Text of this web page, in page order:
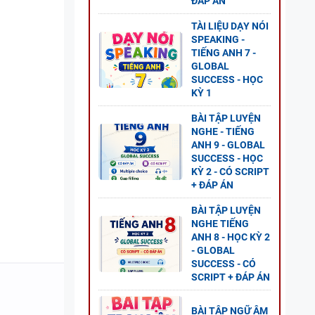
TÀI LIỆU DẠY NÓI
SPEAKING -
TIẾNG ANH 7 -
GLOBAL
SUCCESS - HỌC
KỲ 1
BÀI TẬP LUYỆN
NGHE - TIẾNG
ANH 9 - GLOBAL
SUCCESS - HỌC
KỲ 2 - CÓ SCRIPT
+ ĐÁP ÁN
BÀI TẬP LUYỆN
NGHE TIẾNG
ANH 8 - HỌC KỲ 2
- GLOBAL
SUCCESS - CÓ
SCRIPT + ĐÁP ÁN
BÀI TẬP NGỮ ÂM